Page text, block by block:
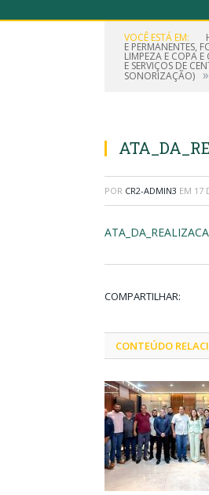
VOCÊ ESTÁ EM:
E PERMANENTES,
LIMPEZA E COPA
E SERVIÇOS DE
SONORIZAÇÃO) »
POR CR2-ADMIN3 EM 17
COMPARTILHAR:
CONTEÚDO